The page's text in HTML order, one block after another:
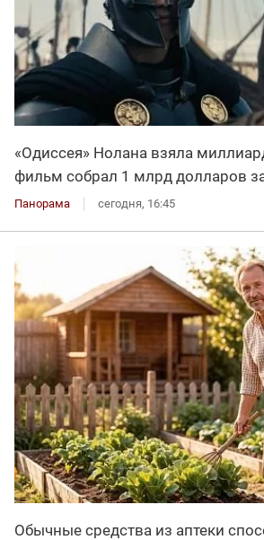
«Одиссея» Нолана взяла
фильм собрал 1 млрд долларов
Панорама сегодня, 16:45
Обычные средства из аптеки